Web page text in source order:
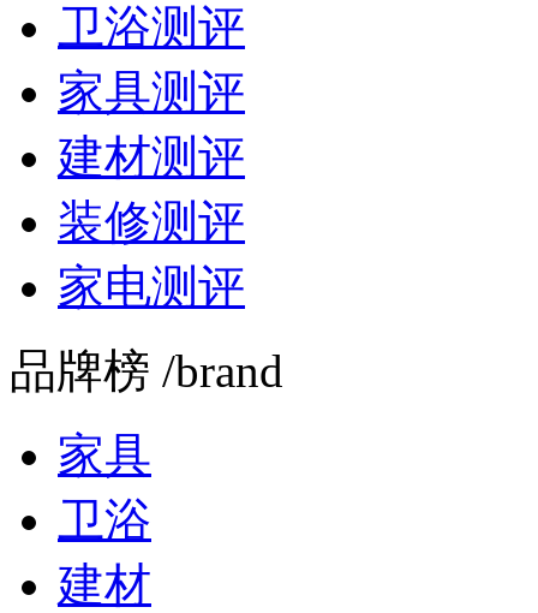
卫浴测评
家具测评
建材测评
装修测评
家电测评
品牌榜 /brand
家具
卫浴
建材